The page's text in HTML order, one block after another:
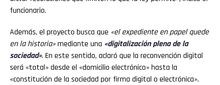
funcionario.
Además, el proyecto busca que «el expediente en papel quede
en la historia»mediante una «digitalización plena de la
sociedad». En este sentido, aclaró que la reconvención digital
será «total» desde el «domicilio electrónico» hasta la
«constitución de la sociedad por firma digital o electrónica».